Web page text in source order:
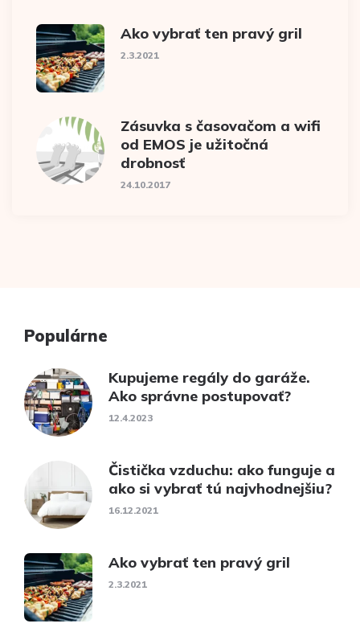
Ako vybrať ten pravý gril
2.3.2021
Zásuvka s časovačom a wifi
od EMOS je užitočná
drobnosť
24.10.2017
Populárne
Kupujeme regály do garáže.
Ako správne postupovať?
12.4.2023
Čistička vzduchu: ako funguje a
ako si vybrať tú najvhodnejšiu?
16.12.2021
Ako vybrať ten pravý gril
2.3.2021